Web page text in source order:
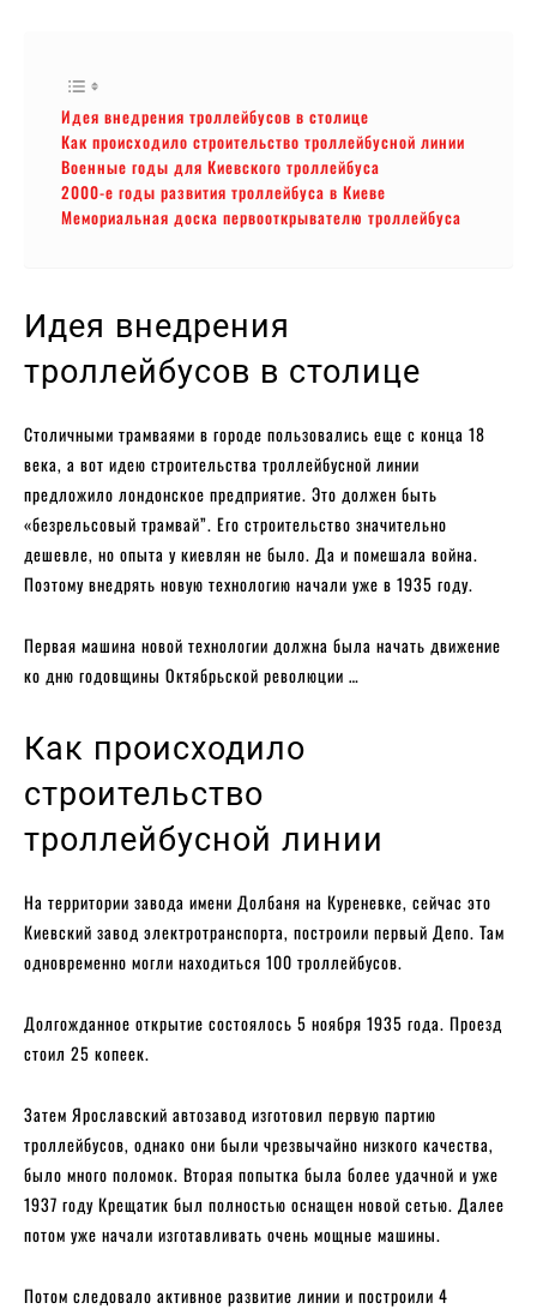
Идея внедрения троллейбусов в столице
Как происходило строительство троллейбусной линии
Военные годы для Киевского троллейбуса
2000-е годы развития троллейбуса в Киеве
Мемориальная доска первооткрывателю троллейбуса
Идея внедрения
троллейбусов в столице
Столичными трамваями в городе пользовались еще с конца 18
века, а вот идею строительства троллейбусной линии
предложило лондонское предприятие. Это должен быть
«безрельсовый трамвай”. Его строительство значительно
дешевле, но опыта у киевлян не было. Да и помешала война.
Поэтому внедрять новую технологию начали уже в 1935 году.
Первая машина новой технологии должна была начать движение
ко дню годовщины Октябрьской революции …
Как происходило
строительство
троллейбусной линии
На территории завода имени Долбаня на Куреневке, сейчас это
Киевский завод электротранспорта, построили первый Депо. Там
одновременно могли находиться 100 троллейбусов.
Долгожданное открытие состоялось 5 ноября 1935 года. Проезд
стоил 25 копеек.
Затем Ярославский автозавод изготовил первую партию
троллейбусов, однако они были чрезвычайно низкого качества,
было много поломок. Вторая попытка была более удачной и уже
1937 году Крещатик был полностью оснащен новой сетью. Далее
потом уже начали изготавливать очень мощные машины.
Потом следовало активное развитие линии и построили 4